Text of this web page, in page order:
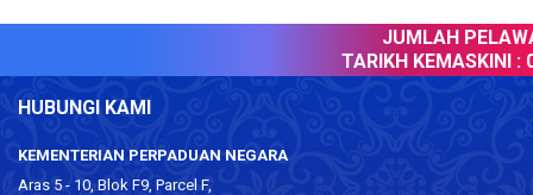
JUMLAH
TARIKH KEMASKINI :
HUBUNGI KAMI
KEMENTERIAN PERPADUAN NEGARA
Aras 5 - 10, Blok F9, Parcel F,